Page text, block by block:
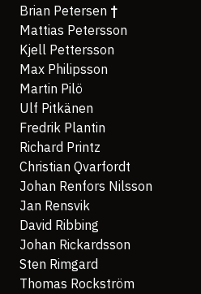
Brian Petersen †
Mattias Petersson
Kjell Pettersson
Max Philipsson
Martin Pilö
Ulf Pitkänen
Fredrik Plantin
Richard Printz
Christian Qvarfordt
Johan Renfors Nilsson
Jan Rensvik
David Ribbing
Johan Rickardsson
Sten Rimgard
Thomas Rockström